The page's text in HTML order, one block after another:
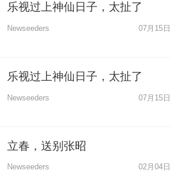
乐视过上神仙日子，太扯了
Newseeders 07月15日
乐视过上神仙日子，太扯了
Newseeders 07月15日
立春，送别张昭
Newseeders 02月04日